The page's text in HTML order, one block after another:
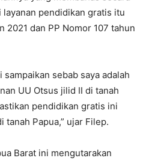
pendidikan gratis itu
2021 dan PP Nomor 107 tahun
sebab saya adalah
UU Otsus jilid II di tanah
pendidikan gratis ini
Papua,” ujar Filep.
Barat ini mengutarakan